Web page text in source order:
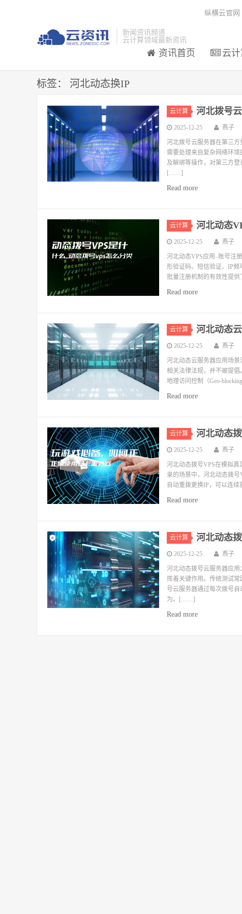
新闻资讯频道
云计算领域最新资讯
资讯首页 云计
纵横云官网
标签： 河北动态换IP
云计算 河北拨号
2025-12-25 燕子
河北拨号云服务器在第三
需要处理来自复杂网络环
及解绑等操作，对第三方
[……]
Read more
云计算 河北动态
2025-12-25 燕子
河北动态VPS应用–账号注
形验证码、短信验证、IP
批量注册机制的有效性提
Read more
云计算 河北动态
2025-12-25 燕子
河北动态云服务器应用场
相关法律法规，并不被提
地理访问控制（Geo-
Read more
云计算 河北动态
2025-12-25 燕子
河北动态拨号VPS在模拟
录的场景中，河北动态拨
自动重拨更换IP，可以连
Read more
云计算 河北动态
2025-12-25 燕子
河北动态拨号云服务器应
挥着关键作用。传统测试
号云服务器通过每次拨号
为。[……]
Read more